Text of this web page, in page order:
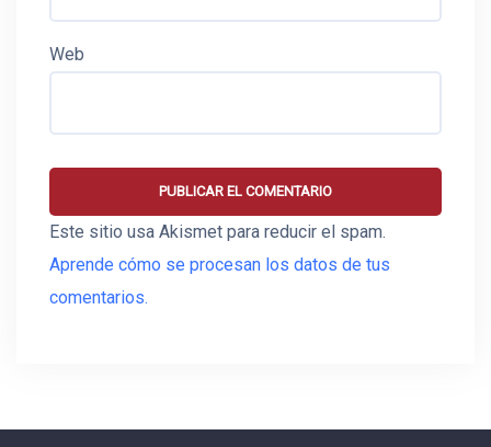
Web
Este sitio usa Akismet para reducir el spam.
Aprende cómo se procesan los datos de tus
comentarios.